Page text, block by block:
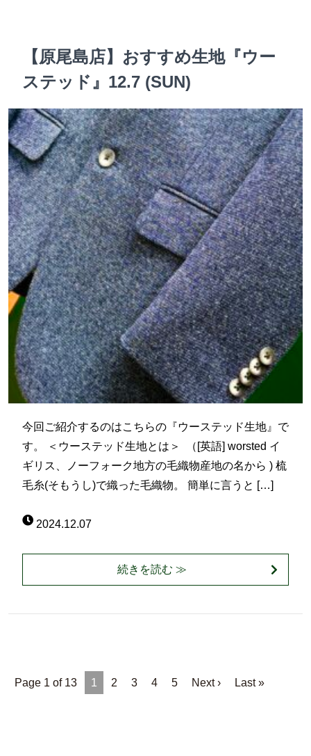
【原尾島店】おすすめ生地『ウー
ステッド』12.7 (SUN)
今回ご紹介するのはこちらの『ウーステッド生地』で
す。 ＜ウーステッド生地とは＞ （[英語] worsted イ
ギリス、ノーフォーク地方の毛織物産地の名から ) 梳
毛糸(そもうし)で織った毛織物。 簡単に言うと […]
2024.12.07
続きを読む ≫
Page 1 of 13 1 2 3 4 5 Next › Last »